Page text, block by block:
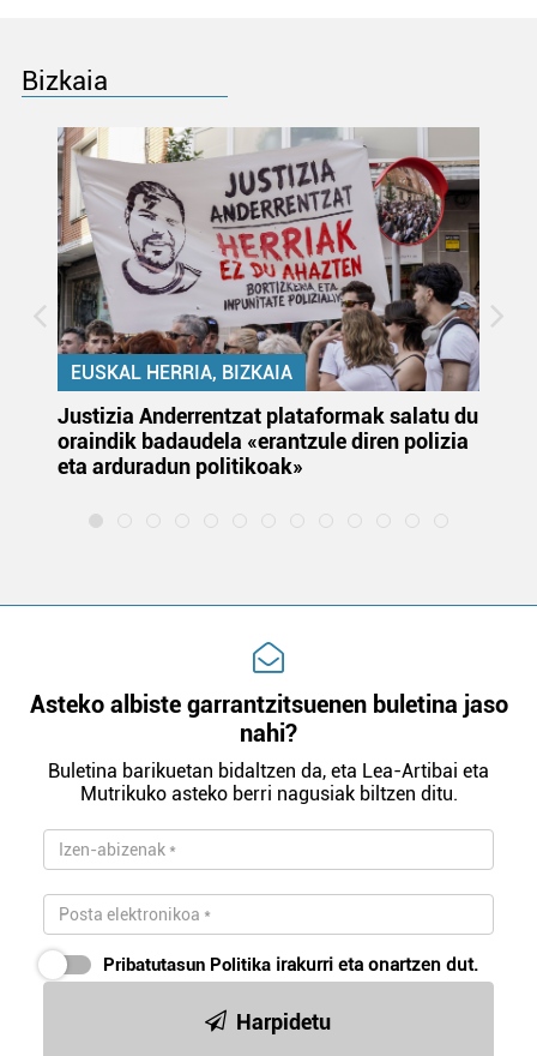
Bizkaia
EUSKAL HERRIA, BIZKAIA
Justizia Anderrentzat plataformak salatu du
oraindik badaudela «erantzule diren polizia
eta arduradun politikoak»
Asteko albiste garrantzitsuenen buletina jaso
nahi?
Buletina barikuetan bidaltzen da, eta Lea-Artibai eta
Mutrikuko asteko berri nagusiak biltzen ditu.
Pribatutasun Politika irakurri eta onartzen dut.
Harpidetu